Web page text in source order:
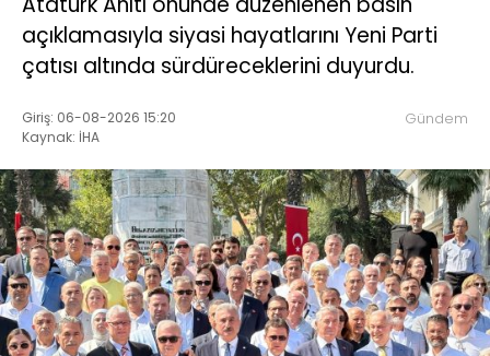
açıklamasıyla siyasi hayatlarını Yeni Parti
çatısı altında sürdüreceklerini duyurdu.
Giriş: 06-08-2026 15:20
Kaynak: İHA
Gündem